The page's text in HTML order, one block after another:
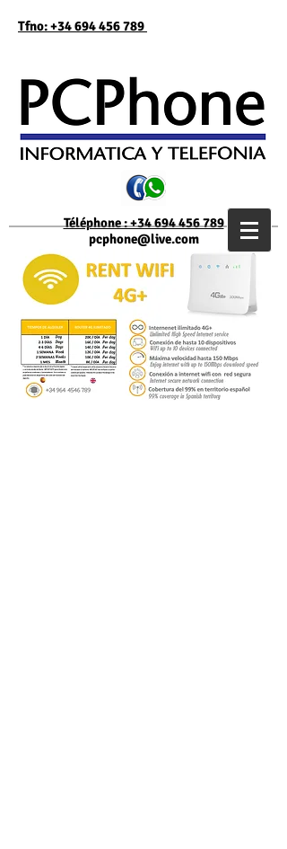
Tfno: +34 694 456 789
Téléphone : +34 694 456 789
pcphone@live.com